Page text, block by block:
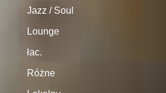
Jazz / Soul
Lounge
łac.
Różne